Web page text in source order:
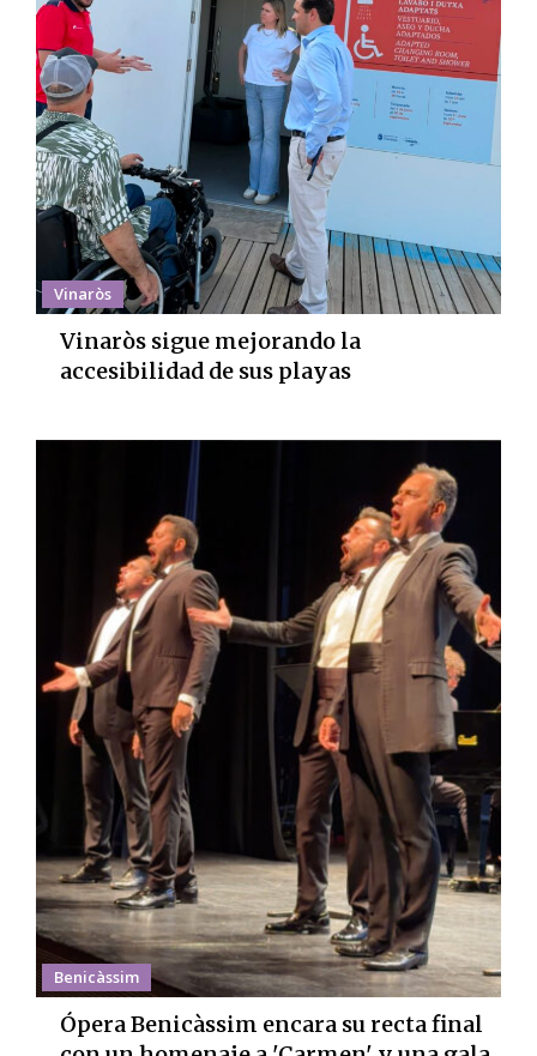
Vinaròs
Vinaròs sigue mejorando la
accesibilidad de sus playas
Benicàssim
Ópera Benicàssim encara su recta final